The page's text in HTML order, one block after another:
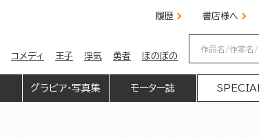
履歴 書店様へ
コメディ 王子 浮気 勇者 ほのぼの
グラビア・写真集 モーター誌 SPECIAL